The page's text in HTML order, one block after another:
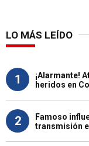
LO MÁS LEÍDO
1
¡Alarmante!
heridos en
2
Famoso
transmisión